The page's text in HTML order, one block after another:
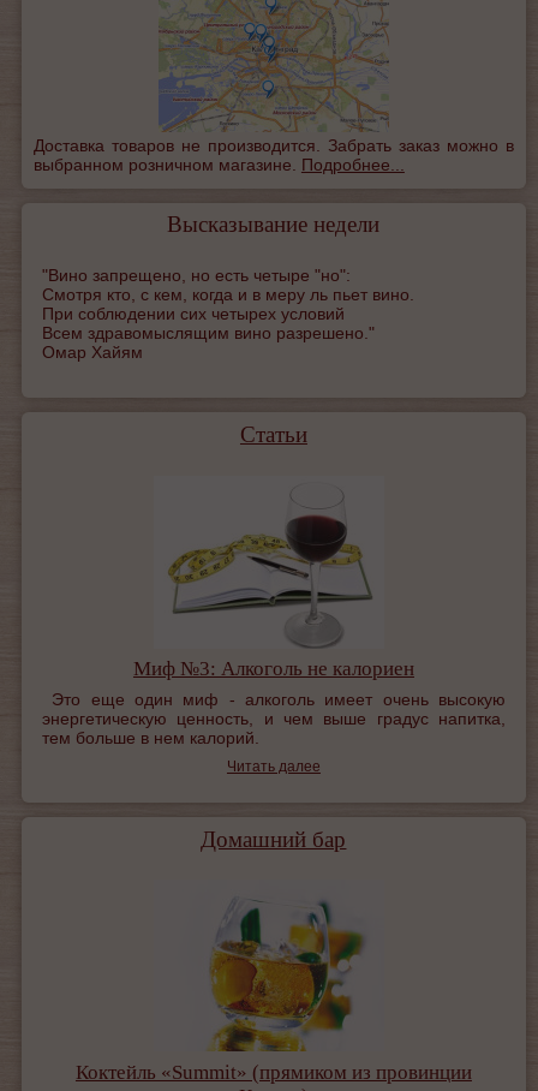
Доставка товаров не производится. Забрать заказ можно в
выбранном розничном магазине. Подробнее...
Высказывание недели
"Вино запрещено, но есть четыре "но":
Смотря кто, с кем, когда и в меру ль пьет вино.
При соблюдении сих четырех условий
Всем здравомыслящим вино разрешено."
Омар Хайям
Статьи
Миф №3: Алкоголь не калориен
Это еще один миф - алкоголь имеет очень высокую
энергетическую ценность, и чем выше градус напитка,
тем больше в нем калорий.
Читать далее
Домашний бар
Коктейль «Summit» (прямиком из провинции